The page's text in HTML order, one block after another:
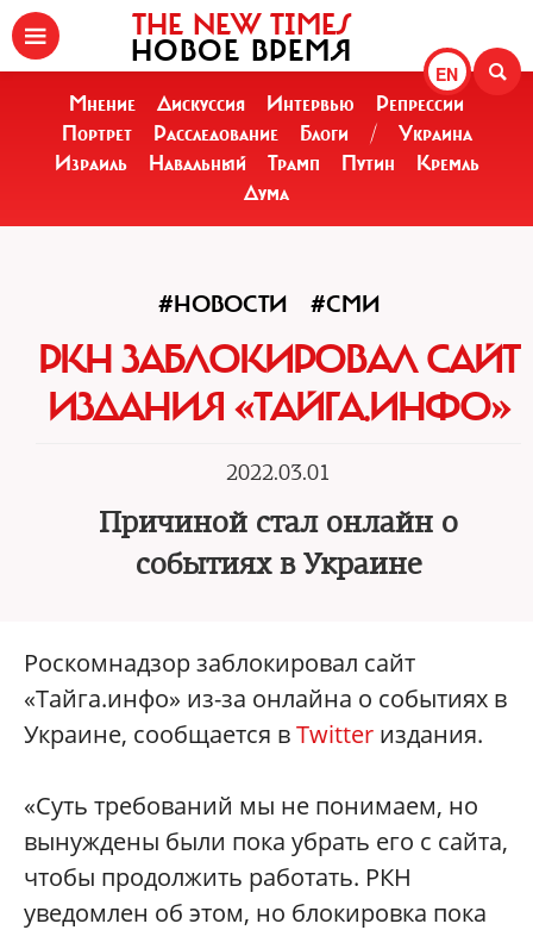
EN
THE NEW TIMES
НОВОЕ ВРЕМЯ
Мнение Дискуссия Интервью
Репрессии
Портрет
Расследование Блоги /
Украина
Израиль
Навальный Трамп Путин
Кремль
Дума
#НОВОСТИ #СМИ
РКН ЗАБЛОКИРОВАЛ САЙТ
ИЗДАНИЯ «ТАЙГА.ИНФО»
2022.03.01
Причиной стал онлайн о
событиях в Украине
Роскомнадзор заблокировал сайт
«Тайга.инфо» из-за онлайна о событиях в
Украине, сообщается вTwitter издания.
«Суть требований мы не понимаем, но
вынуждены были пока убрать его с сайта,
чтобы продолжить работать. РКН
уведомлен об этом, но блокировка пока